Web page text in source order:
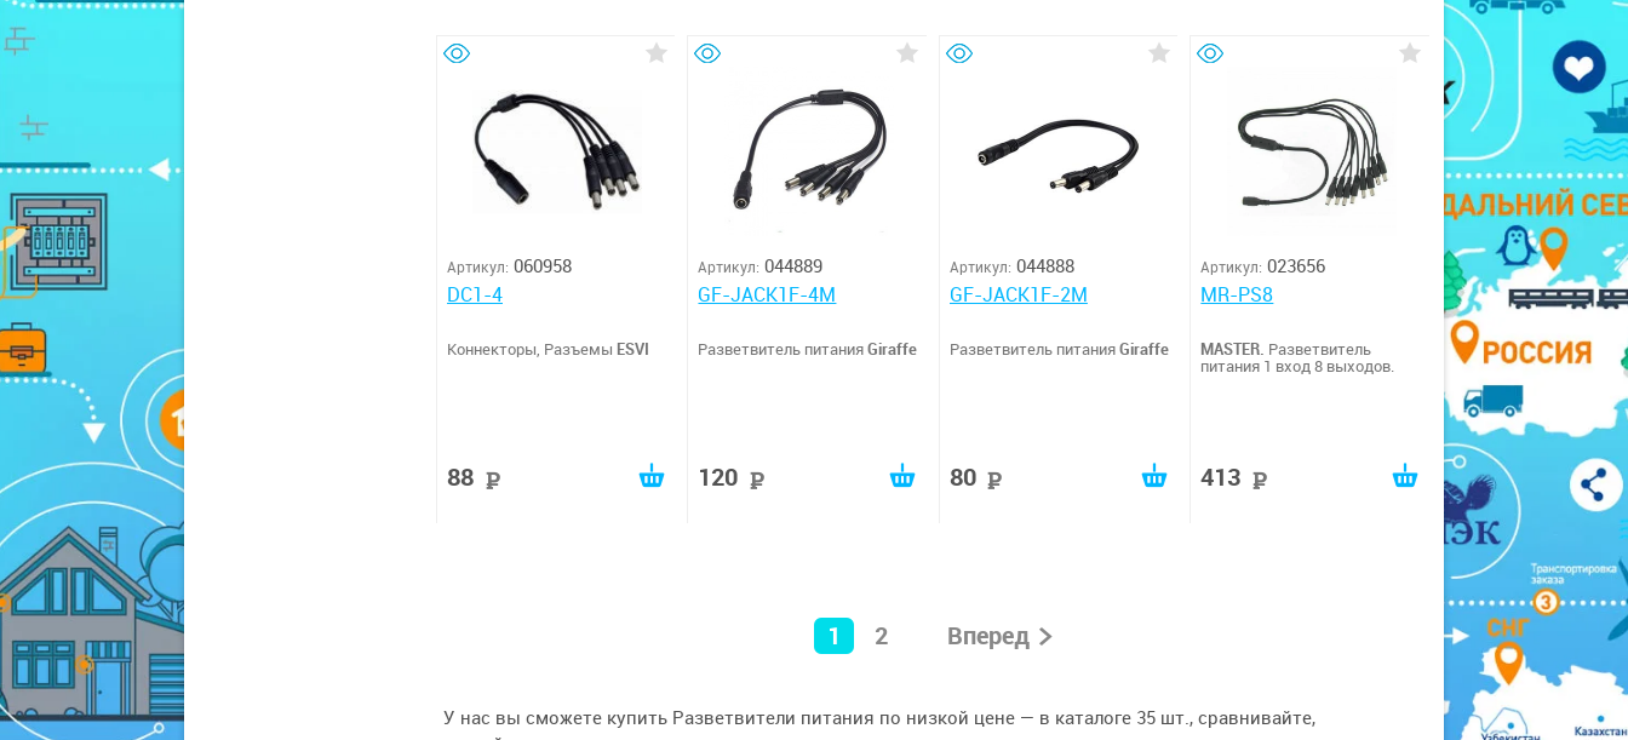
Артикул: 060958
DC1-4
Коннекторы, Разъемы ESVI
88
Артикул: 044889
GF-JACK1F-4M
Разветвитель питанияGiraffe
120
Артикул: 044888
GF-JACK1F-2M
Разветвитель питанияGiraffe
80
Артикул: 023656
MR-PS8
MASTER. Разветвитель
питания 1 вход 8 выходов.
413
1 2 Вперед
У нас вы сможете купить Разветвители питания по низкой цене — в каталоге 35 шт., сравнивайте,